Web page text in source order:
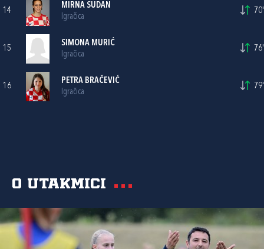
14
MIRNA SUDAN
Igračica
70'
15
SIMONA MURIĆ
Igračica
76'
16
PETRA BRAČEVIĆ
Igračica
79'
O utakmici